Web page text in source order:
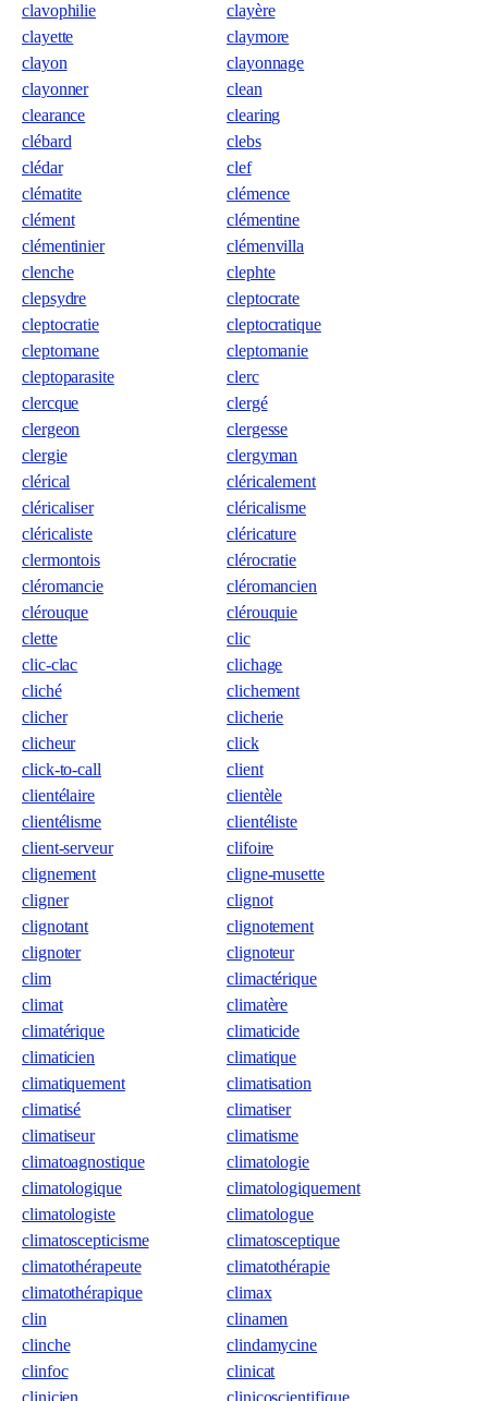
clavophilie
clayère
clayette
claymore
clayon
clayonnage
clayonner
clean
clearance
clearing
clébard
clebs
clédar
clef
clématite
clémence
clément
clémentine
clémentinier
clémenvilla
clenche
clephte
clepsydre
cleptocrate
cleptocratie
cleptocratique
cleptomane
cleptomanie
cleptoparasite
clerc
clercque
clergé
clergeon
clergesse
clergie
clergyman
clérical
cléricalement
cléricaliser
cléricalisme
cléricaliste
cléricature
clermontois
clérocratie
cléromancie
cléromancien
clérouque
clérouquie
clette
clic
clic-clac
clichage
cliché
clichement
clicher
clicherie
clicheur
click
click-to-call
client
clientélaire
clientèle
clientélisme
clientéliste
client-serveur
clifoire
clignement
cligne-musette
cligner
clignot
clignotant
clignotement
clignoter
clignoteur
clim
climactérique
climat
climatère
climatérique
climaticide
climaticien
climatique
climatiquement
climatisation
climatisé
climatiser
climatiseur
climatisme
climatoagnostique
climatologie
climatologique
climatologiquement
climatologiste
climatologue
climatoscepticisme
climatosceptique
climatothérapeute
climatothérapie
climatothérapique
climax
clin
clinamen
clinche
clindamycine
clinfoc
clinicat
clinicien
clinicoscientifique